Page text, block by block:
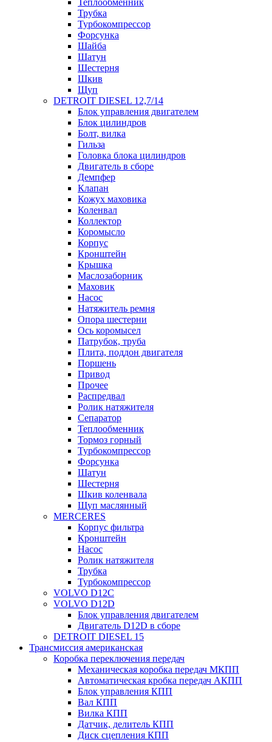
Трубка
Турбокомпрессор
Форсунка
Шайба
Шатун
Шестерня
Шкив
Щуп
DETROIT DIESEL 12,7/14
Блок управления двигателем
Блок цилиндров
Болт, вилка
Гильза
Головка блока цилиндров
Двигатель в сборе
Демпфер
Клапан
Кожух маховика
Коленвал
Коллектор
Коромысло
Корпус
Кронштейн
Крышка
Маслозаборник
Маховик
Насос
Натяжитель ремня
Опора шестерни
Ось коромысел
Патрубок, труба
Плита, поддон двигателя
Поршень
Привод
Прочее
Распредвал
Ролик натяжителя
Сепаратор
Теплообменник
Тормоз горный
Турбокомпрессор
Форсунка
Шатун
Шестерня
Шкив коленвала
Щуп маслянный
MERCERES
Корпус фильтра
Кронштейн
Насос
Ролик натяжителя
Трубка
Турбокомпрессор
VOLVO D12C
VOLVO D12D
Блок управления двигателем
Двигатель D12D в сборе
DETROIT DIESEL 15
Трансмиссия американская
Коробка переключения передач
Механическая коробка передач МКПП
Автоматическая кробка передач АКПП
Блок управления КПП
Вал КПП
Вилка КПП
Датчик, делитель КПП
Диск сцепления КПП